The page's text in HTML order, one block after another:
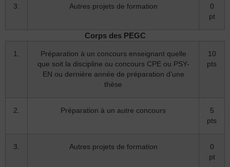
3. Autres projets de formation
0
pt
Corps des PEGC
1.
Préparation à un concours enseignant quelle
que soit la discipline ou concours CPE ou PSY-
EN ou dernière année de préparation d’une
thèse
10
pts
2. Préparation à un autre concours
5
pts
3. Autres projets de formation
0
pt